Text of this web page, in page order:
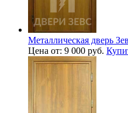
Металлическая дверь
Цена от: 9 000 руб.